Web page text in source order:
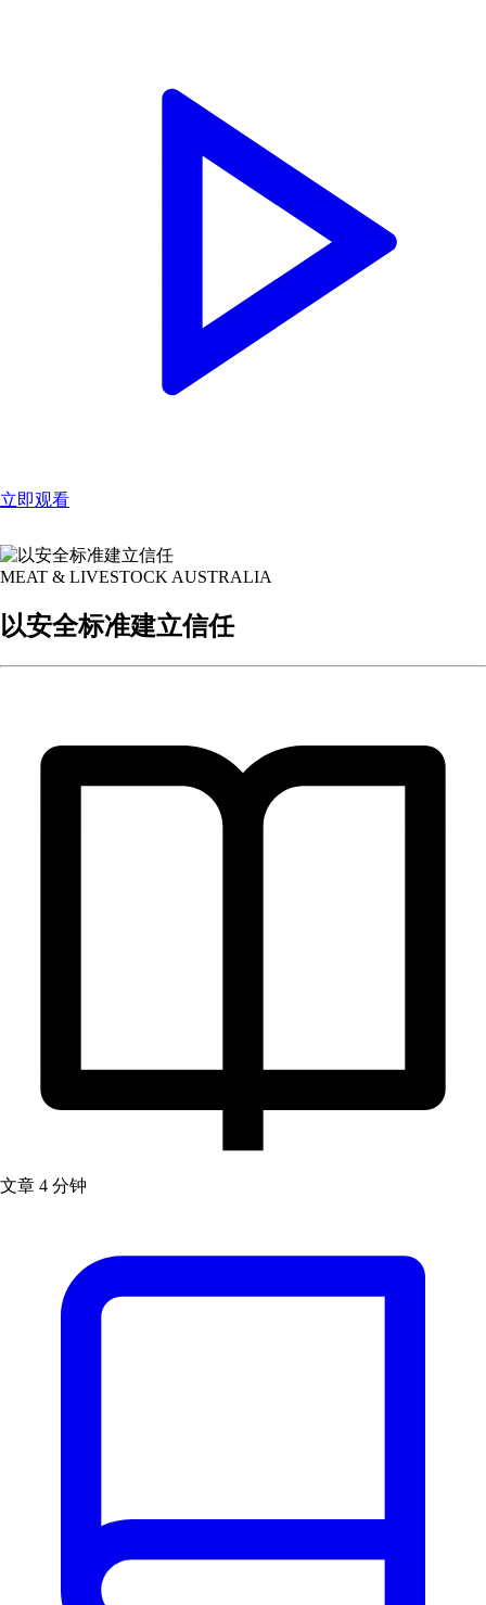
立即观看
MEAT & LIVESTOCK AUSTRALIA
以安全标准建立信任
文章 4 分钟